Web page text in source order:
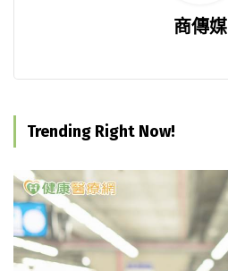
商傳媒
Trending Right Now!